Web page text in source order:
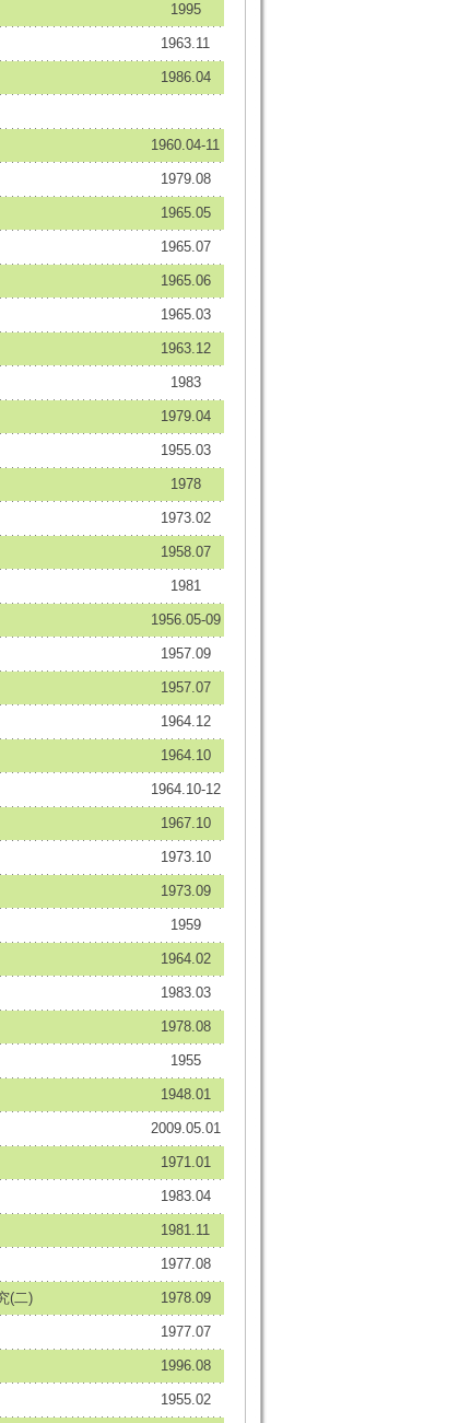
1995
1963.11
1986.04
1960.04-11
1979.08
1965.05
1965.07
1965.06
1965.03
1963.12
1983
1979.04
1955.03
1978
1973.02
1958.07
1981
1956.05-09
1957.09
1957.07
1964.12
1964.10
1964.10-12
1967.10
1973.10
1973.09
1959
1964.02
1983.03
1978.08
1955
1948.01
2009.05.01
1971.01
1983.04
1981.11
1977.08
(二) 1978.09
1977.07
1996.08
1955.02